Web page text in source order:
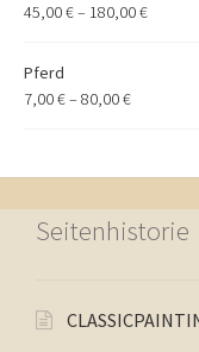
45,00€– 180,00€
Pferd
7,00€– 80,00€
Seitenhistorie